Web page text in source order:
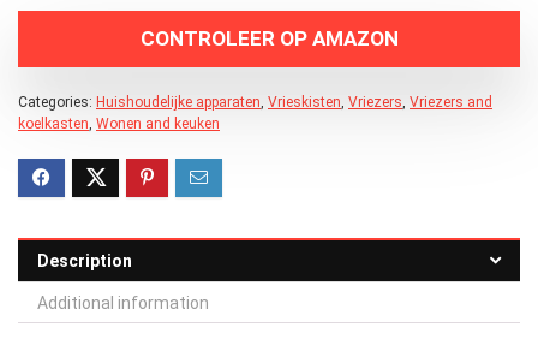
CONTROLEER OP AMAZON
Categories: Huishoudelijke apparaten Vrieskisten Vriezers Vriezers and
koelkasten Wonen and keuken
Description
Additional information